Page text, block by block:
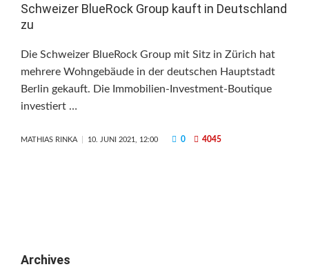
Schweizer BlueRock Group kauft in Deutschland
zu
Die Schweizer BlueRock Group mit Sitz in Zürich hat
mehrere Wohngebäude in der deutschen Hauptstadt
Berlin gekauft. Die Immobilien-Investment-Boutique
investiert …
MATHIAS RINKA 10. JUNI 2021, 12:00 0 4045
Archives